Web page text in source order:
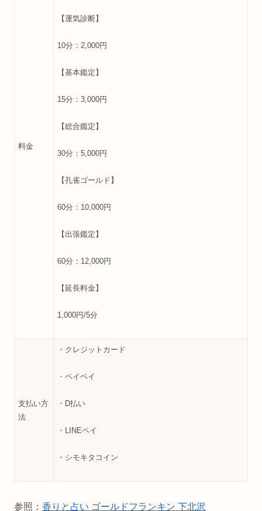
料金
【運気診断】
10分：2,000円
【基本鑑定】
15分：3,000円
【総合鑑定】
30分：5,000円
【孔雀ゴールド】
60分：10,000円
【出張鑑定】
60分：12,000円
【延長料金】
1,000円/5分
支払い方
法
・クレジットカード
・ペイペイ
・D払い
・LINEペイ
・シモキタコイン
参照： 香りと占い ゴールドフランキン 下北沢